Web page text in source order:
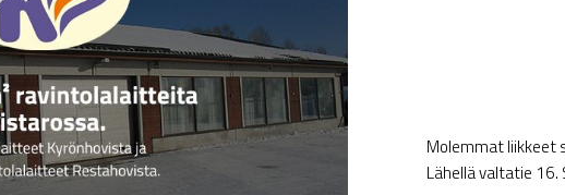
Molemmat liikkeet
Lähellä valtatie 16.